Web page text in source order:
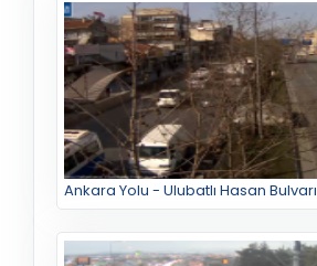
Ankara Yolu - Ulubatlı Hasan Bulvarı